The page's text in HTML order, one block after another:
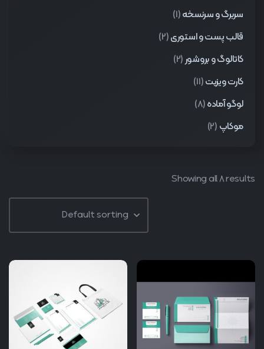
سربرگ و سرنسخه(1)
قالب پست و استوری(2)
کاتالوگ و بروشور(2)
کارت ویزیت(11)
لوگو آماده(8)
موکاپ (2)
Showing all 8 results